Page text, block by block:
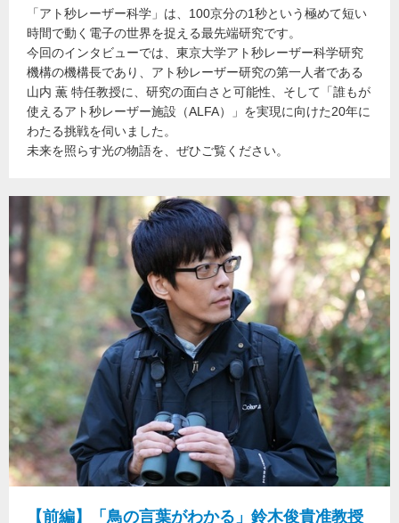
「アト秒レーザー科学」は、100京分の1秒という極めて短い
時間で動く電子の世界を捉える最先端研究です。
今回のインタビューでは、東京大学アト秒レーザー科学研究
機構の機構長であり、アト秒レーザー研究の第一人者である
山内 薫 特任教授に、研究の面白さと可能性、そして「誰もが
使えるアト秒レーザー施設（ALFA）」を実現に向けた20年に
わたる挑戦を伺いました。
未来を照らす光の物語を、ぜひご覧ください。
【前編】「鳥の言葉がわかる」鈴木俊貴准教授